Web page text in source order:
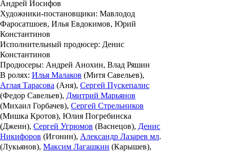
Андрей Иосифов
Художники-постановщики: Мавлодод
Фаросатшоев, Илья Евдокимов, Юрий
Константинов
Исполнительный продюсер: Денис
Константинов
Продюсеры: Андрей Анохин, Влад Ряшин
В ролях: Илья Малаков (Митя Савельев),
Аглая Тарасова (Аня), Сергей Пускепалис
(Федор Савельев), Дмитрий Марьянов
(Михаил Горбачев), Сергей Стрельников
(Мишка Кротов), Юлия Погребинска
(Джеин), Сергей Угрюмов (Васнецов), Денис
Никифоров (Игонин), Александр Лазарев мл.
(Лукьянов), Максим Лагашкин (Карышев),